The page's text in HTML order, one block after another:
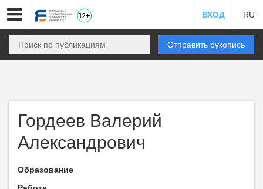
ВХОД RU
Отправить рукопись
Гордеев Валерий
Александрович
Образование